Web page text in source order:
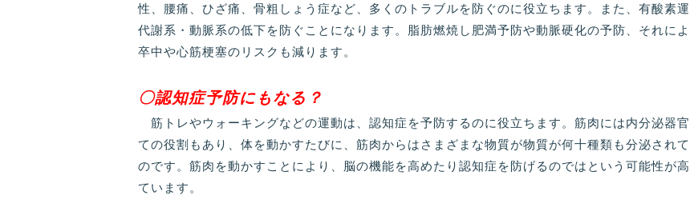
性、腰痛、ひざ痛、骨粗しょう症など、多くのトラブルを防ぐのに役立ちます。また、有酸素
代謝系・動脈系の低下を防ぐことになります。脂肪燃焼し肥満予防や動脈硬化の予防、それに
卒中や心筋梗塞のリスクも減ります。
〇認知症予防にもなる？
筋トレやウォーキングなどの運動は、認知症を予防するのに役立ちます。筋肉には内分泌器
ての役割もあり、体を動かすたびに、筋肉からはさまざまな物質が物質が何十種類も分泌され
のです。筋肉を動かすことにより、脳の機能を高めたり認知症を防げるのではという可能性が
ています。